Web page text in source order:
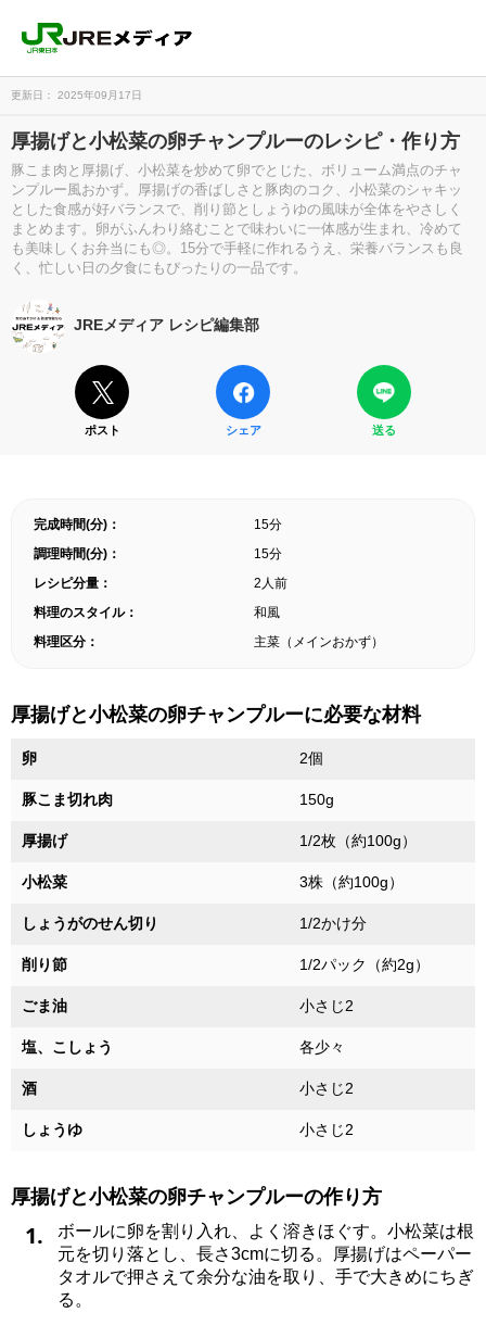
更新日： 2025年09月17日
厚揚げと小松菜の卵チャンプルーのレシピ・作り方
豚こま肉と厚揚げ、小松菜を炒めて卵でとじた、ボリューム満点のチャ
ンプルー風おかず。厚揚げの香ばしさと豚肉のコク、小松菜のシャキッ
とした食感が好バランスで、削り節としょうゆの風味が全体をやさしく
まとめます。卵がふんわり絡むことで味わいに一体感が生まれ、冷めて
も美味しくお弁当にも◎。15分で手軽に作れるうえ、栄養バランスも良
く、忙しい日の夕食にもぴったりの一品です。
JREメディア レシピ編集部
ポスト シェア 送る
完成時間(分)：
15分
調理時間(分)：
15分
レシピ分量：
2人前
料理のスタイル：
和風
料理区分：
主菜（メインおかず）
厚揚げと小松菜の卵チャンプルーに必要な材料
卵 2個
豚こま切れ肉 150g
厚揚げ 1/2枚（約100g）
小松菜 3株（約100g）
しょうがのせん切り 1/2かけ分
削り節 1/2パック（約2g）
ごま油 小さじ2
塩、こしょう 各少々
酒 小さじ2
しょうゆ 小さじ2
厚揚げと小松菜の卵チャンプルーの作り方
1.
ボールに卵を割り入れ、よく溶きほぐす。小松菜は根
元を切り落とし、長さ3cmに切る。厚揚げはペーパー
タオルで押さえて余分な油を取り、手で大きめにちぎ
る。